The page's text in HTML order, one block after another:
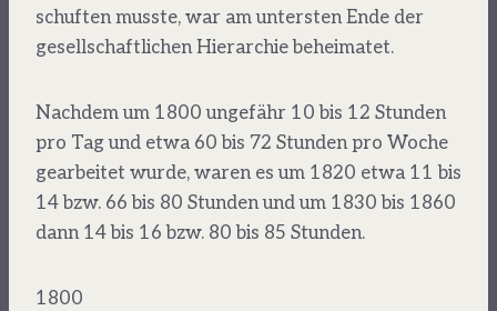
schuften musste, war am untersten Ende der
gesellschaftlichen Hierarchie beheimatet.
Nachdem um 1800 ungefähr 10 bis 12 Stunden
pro Tag und etwa 60 bis 72 Stunden pro Woche
gearbeitet wurde, waren es um 1820 etwa 11 bis
14 bzw. 66 bis 80 Stunden und um 1830 bis 1860
dann 14 bis 16 bzw. 80 bis 85 Stunden.
1800